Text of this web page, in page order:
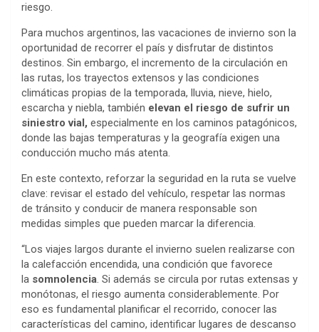
riesgo.
Para muchos argentinos, las vacaciones de invierno son la
oportunidad de recorrer el país y disfrutar de distintos
destinos. Sin embargo, el incremento de la circulación en
las rutas, los trayectos extensos y las condiciones
climáticas propias de la temporada, lluvia, nieve, hielo,
escarcha y niebla, también elevan el riesgo de sufrir un
siniestro vial, especialmente en los caminos patagónicos,
donde las bajas temperaturas y la geografía exigen una
conducción mucho más atenta.
En este contexto, reforzar la seguridad en la ruta se vuelve
clave: revisar el estado del vehículo, respetar las normas
de tránsito y conducir de manera responsable son
medidas simples que pueden marcar la diferencia.
“Los viajes largos durante el invierno suelen realizarse con
la calefacción encendida, una condición que favorece
la somnolencia. Si además se circula por rutas extensas y
monótonas, el riesgo aumenta considerablemente. Por
eso es fundamental planificar el recorrido, conocer las
características del camino, identificar lugares de descanso